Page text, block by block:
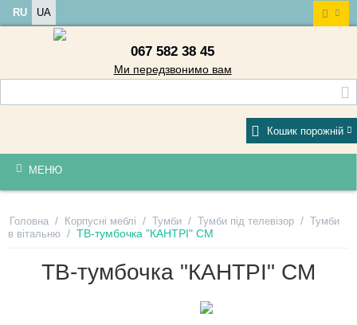
RU UA
067 582 38 45
Ми передзвонимо вам
Кошик порожній
МЕНЮ
Головна / Корпусні меблі / Тумби / Тумби під телевізор / Тумби
в вітальню / ТВ-тумбочка "КАНТРІ" СМ
ТВ-тумбочка "КАНТРІ" СМ